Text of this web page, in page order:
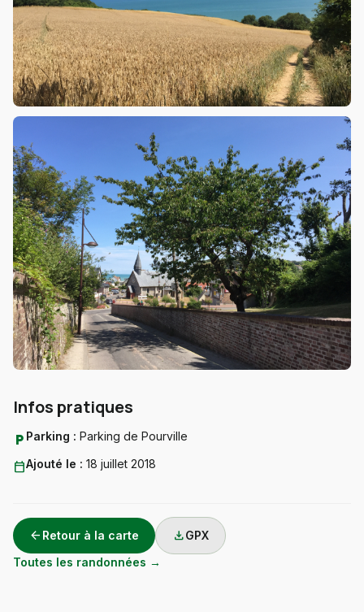
Infos pratiques
local_parking Parking : Parking de Pourville
calendar_todayAjouté le : 18 juillet 2018
arrow_back Retour à la carte downloadGPX
Toutes les randonnées →